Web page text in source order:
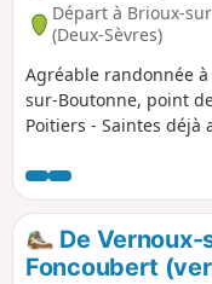
Départ à Brioux-
(Deux-Sèvres)
Agréable randonnée
sur-Boutonne, point
Poitiers - Saintes déjà
beau paysage, coule
naturel appréciable.
De
Foncoubert